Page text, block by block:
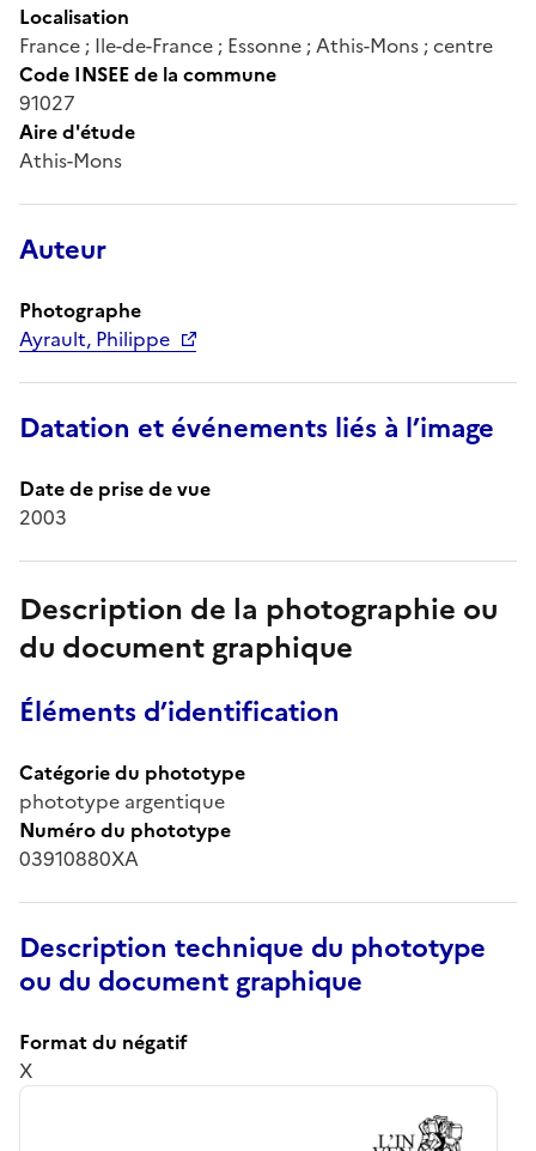
Localisation
France ; Ile-de-France ; Essonne ; Athis-Mons ; centre
Code INSEE de la commune
91027
Aire d'étude
Athis-Mons
Auteur
Photographe
Ayrault, Philippe
Datation et événements liés à l’image
Date de prise de vue
2003
Description de la photographie ou
du document graphique
Éléments d’identification
Catégorie du phototype
phototype argentique
Numéro du phototype
03910880XA
Description technique du phototype
ou du document graphique
Format du négatif
X